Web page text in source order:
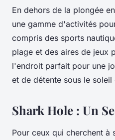
En dehors de la plongée
une gamme d'activités
compris des sports
plage et des aires de jeux
l'endroit parfait pour une
et de détente sous le soleil
Shark Hole : Un
Pour ceux qui cherchent à